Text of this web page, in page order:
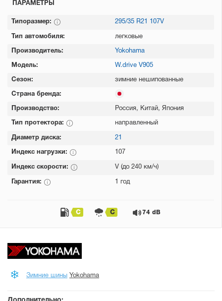
ПАРАМЕТРЫ
Типоразмер: 295/35 R21 107V
Тип автомобиля: легковые
Производитель: Yokohama
Модель: W.drive V905
Сезон: зимние нешипованные
Страна бренда:
Производство: Россия, Китай, Япония
Тип протектора: направленный
Диаметр диска: 21
Индекс нагрузки: 107
Индекс скорости: V (до 240 км/ч)
Гарантия: 1 год
C C 74 dB
Зимние шины Yokohama